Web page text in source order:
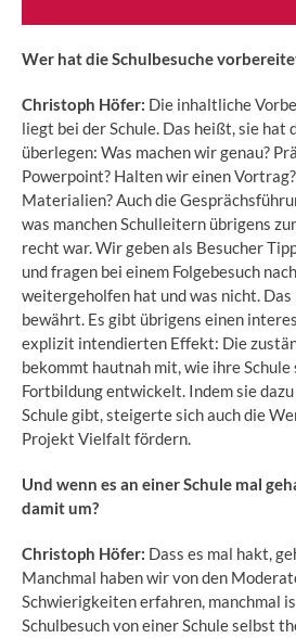
Wer hat die Schulbesuche
Christoph Höfer: Die inhaltliche
liegt bei der Schule. Das heißt, sie hat
überlegen: Was machen wir genau?
Powerpoint? Halten wir einen
Materialien? Auch die
was manchen Schulleitern übrigens
recht war. Wir geben als Besucher
und fragen bei einem Folgebesuch
weitergeholfen hat und was nicht.
bewährt. Es gibt übrigens einen
explizit intendierten Effekt: Die
bekommt hautnah mit, wie ihre Schule
Fortbildung entwickelt. Indem sie
Schule gibt, steigerte sich auch die
Projekt Vielfalt fördern.
Und wenn es an einer Schule mal
damit um?
Christoph Höfer: Dass es mal hakt,
Manchmal haben wir von den
Schwierigkeiten erfahren, manchmal
Schulbesuch von einer Schule selbst